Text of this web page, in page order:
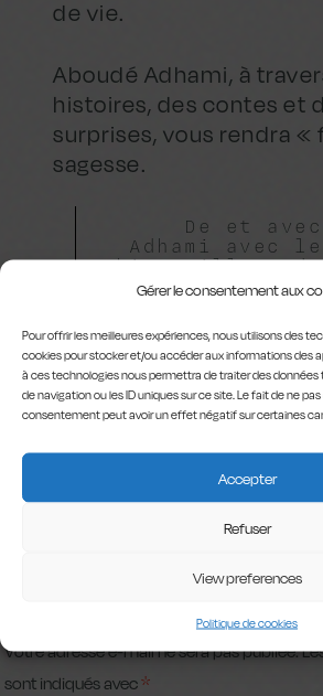
Gérer le consentement aux
Pour offrir les meilleures expériences, nous utilisons des
cookies pour stocker et/ou accéder aux informations des
à ces technologies nous permettra de traiter des
de navigation ou les ID uniques sur ce site. Le fait de ne
consentement peut avoir un effet négatif sur certaines
Accepter
Refuser
View preferences
Politique de cookies
de vie.
Aboudé Adhami, à
histoires, des contes et
surprises, vous rendra «
sagesse.
De et avec
Adhami avec
bienveillant
LAISSER UN
COMMENTAIRE
Votre adresse e-mail ne sera pas publiée.
sont indiqués avec*